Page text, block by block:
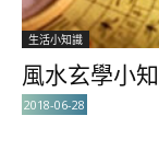
生活小知識
風水玄學小
2018-06-28